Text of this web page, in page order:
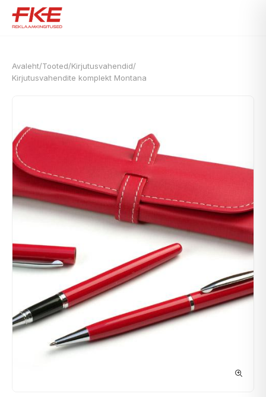
Avaleht/Tooted/Kirjutusvahendid/
Kirjutusvahendite komplekt Montana